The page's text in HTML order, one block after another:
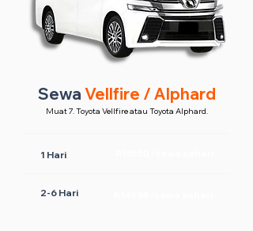
Sewa Vellfire / Alphard
Muat 7. Toyota Vellfire atau Toyota Alphard.
1 Hari
2-6 Hari